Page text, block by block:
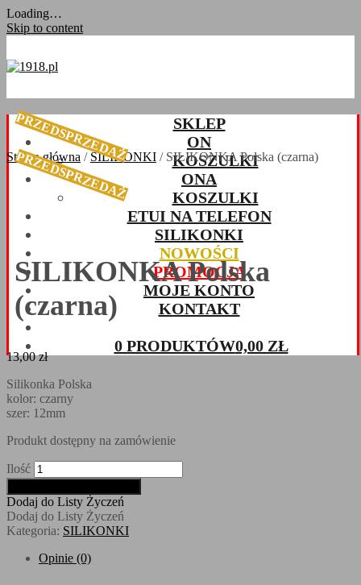
Loading…
Skip to content
SKLEP
ON
KOSZULKI
ONA
KOSZULKI
ETUI NA TELEFON
SILIKONKI
NOWOŚCI
PROMOCJA
MOJE KONTO
KONTAKT
0 PRODUKTÓW0,00 ZŁ
Strona główna / SILIKONKI / SILIKONKA Polska (czarna)
PRZEDSPRZEDAŻ
PRZEDSPRZEDAŻ
SILIKONKA Polska
(czarna)
13,00zł
Silikonka Polska
kolor: czarny
szer: 12mm
Produkt dostępny na zamówienie
Ilość
Dodaj do Listy Życzeń
Dodaj do Listy Życzeń
Kategoria: SILIKONKI
Opinie (0)